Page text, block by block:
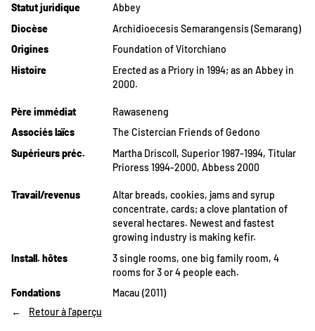
Statut juridique
Abbey
Diocèse
Archidioecesis Semarangensis (Semarang)
Origines
Foundation of Vitorchiano
Histoire
Erected as a Priory in 1994; as an Abbey in
2000.
Père immédiat
Rawaseneng
Associés laïcs
The Cistercian Friends of Gedono
Supérieurs préc.
Martha Driscoll, Superior 1987-1994, Titular
Prioress 1994-2000, Abbess 2000
Travail/revenus
Altar breads, cookies, jams and syrup
concentrate, cards; a clove plantation of
several hectares. Newest and fastest
growing industry is making kefir.
Install. hôtes
3 single rooms, one big family room, 4
rooms for 3 or 4 people each.
Fondations
Macau (2011)
Retour à l'aperçu